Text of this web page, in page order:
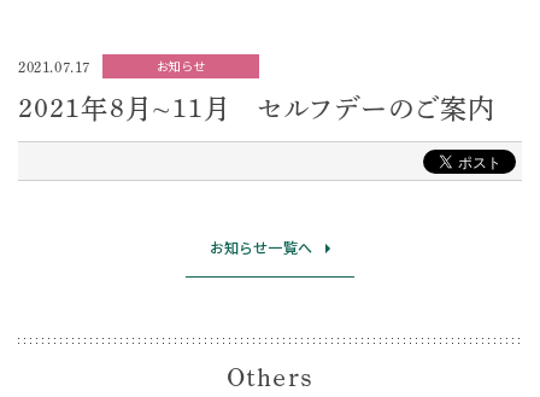
2021.07.17 お知らせ
２０２１年８月∼１１月 セルフデーのご案内
お知らせ一覧へ
Others